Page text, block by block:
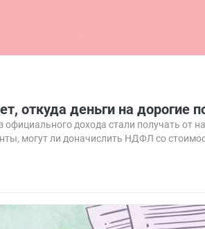
откуда деньги на дорогие
дохода стали получать от
могут ли доначислить НДФЛ со